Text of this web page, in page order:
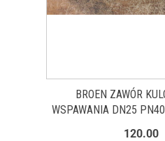
BROEN ZAWÓR
WSPAWANIA DN25
120.00